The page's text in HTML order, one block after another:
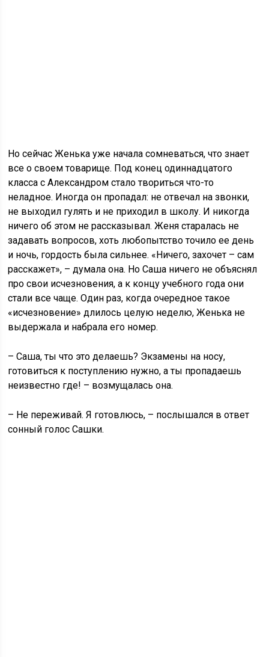
Но сейчас Женька уже начала сомневаться, что знает
все о своем товарище. Под конец одиннадцатого
класса с Александром стало твориться что-то
неладное. Иногда он пропадал: не отвечал на звонки,
не выходил гулять и не приходил в школу. И никогда
ничего об этом не рассказывал. Женя старалась не
задавать вопросов, хоть любопытство точило ее день
и ночь, гордость была сильнее. «Ничего, захочет – сам
расскажет», – думала она. Но Саша ничего не объяснял
про свои исчезновения, а к концу учебного года они
стали все чаще. Один раз, когда очередное такое
«исчезновение» длилось целую неделю, Женька не
выдержала и набрала его номер.
– Саша, ты что это делаешь? Экзамены на носу,
готовиться к поступлению нужно, а ты пропадаешь
неизвестно где! – возмущалась она.
– Не переживай. Я готовлюсь, – послышался в ответ
сонный голос Сашки.